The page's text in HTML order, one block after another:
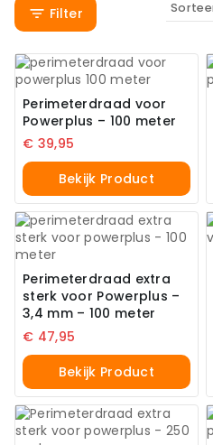
Filter
Perimeterdraad voor
Powerplus – 100 meter
€ 39,95
Bekijk Product
Perimeterdraad extra
sterk voor Powerplus –
3,4 mm – 100 meter
€ 47,95
Bekijk Product